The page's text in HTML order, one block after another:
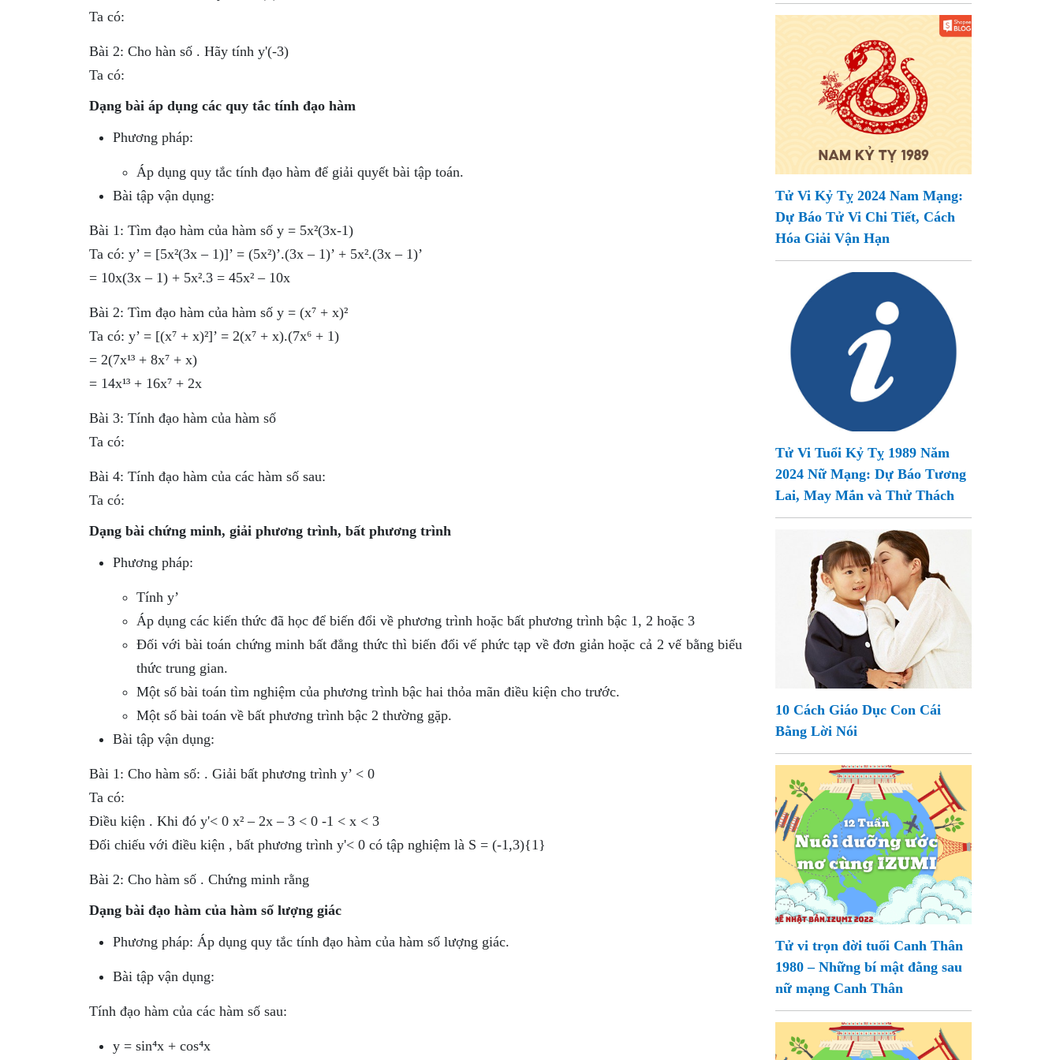
Ta có:
Bài 2: Cho hàn số . Hãy tính y'(-3)
Ta có:
Dạng bài áp dụng các quy tắc tính đạo hàm
Phương pháp:
Áp dụng quy tắc tính đạo hàm để giải quyết bài tập toán.
Bài tập vận dụng:
Bài 1: Tìm đạo hàm của hàm số y = 5x²(3x-1)
Ta có: y’ = [5x²(3x – 1)]’ = (5x²)’.(3x – 1)’ + 5x².(3x – 1)’
= 10x(3x – 1) + 5x².3 = 45x² – 10x
Bài 2: Tìm đạo hàm của hàm số y = (x⁷ + x)²
Ta có: y’ = [(x⁷ + x)²]’ = 2(x⁷ + x).(7x⁶ + 1)
= 2(7x¹³ + 8x⁷ + x)
= 14x¹³ + 16x⁷ + 2x
Bài 3: Tính đạo hàm của hàm số
Ta có:
Bài 4: Tính đạo hàm của các hàm số sau:
Ta có:
Dạng bài chứng minh, giải phương trình, bất phương trình
Phương pháp:
Tính y’
Áp dụng các kiến thức đã học để biến đổi về phương trình hoặc bất phương trình bậc 1, 2 hoặc 3
Đối với bài toán chứng minh bất đẳng thức thì biến đổi vế phức tạp về đơn giản hoặc cả 2 vế bằng biểu
thức trung gian.
Một số bài toán tìm nghiệm của phương trình bậc hai thỏa mãn điều kiện cho trước.
Một số bài toán về bất phương trình bậc 2 thường gặp.
Bài tập vận dụng:
Bài 1: Cho hàm số: . Giải bất phương trình y’ < 0
Ta có:
Điều kiện . Khi đó y'< 0 x² – 2x – 3 < 0 -1 < x < 3
Đối chiếu với điều kiện , bất phương trình y'< 0 có tập nghiệm là S = (-1,3){1}
Bài 2: Cho hàm số . Chứng minh rằng
Dạng bài đạo hàm của hàm số lượng giác
Phương pháp: Áp dụng quy tắc tính đạo hàm của hàm số lượng giác.
Bài tập vận dụng:
Tính đạo hàm của các hàm số sau:
y = sin⁴x + cos⁴x
Tử Vi Kỷ Tỵ 2024 Nam Mạng:
Dự Báo Tử Vi Chi Tiết, Cách
Hóa Giải Vận Hạn
Tử Vi Tuổi Kỷ Tỵ 1989 Năm
2024 Nữ Mạng: Dự Báo Tương
Lai, May Mắn và Thử Thách
10 Cách Giáo Dục Con Cái
Bằng Lời Nói
Tử vi trọn đời tuổi Canh Thân
1980 – Những bí mật đằng sau
nữ mạng Canh Thân